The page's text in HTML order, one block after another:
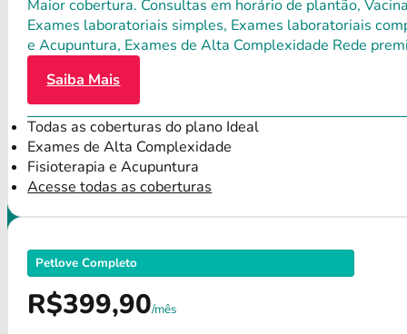
Maior cobertura. Consultas em horário de plantão,
Exames laboratoriais simples, Exames laboratoriais
e Acupuntura, Exames de Alta Complexidade Rede
Saiba Mais
Todas as coberturas do plano Ideal
Exames de Alta Complexidade
Fisioterapia e Acupuntura
Acesse todas as coberturas
Petlove Completo
R$399,90/mês